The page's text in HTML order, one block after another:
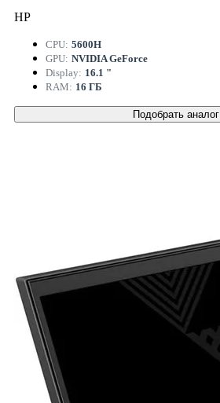
HP
CPU: 5600H
GPU: NVIDIA GeForce
Display: 16.1 "
RAM: 16 ГБ
Подобрать аналог